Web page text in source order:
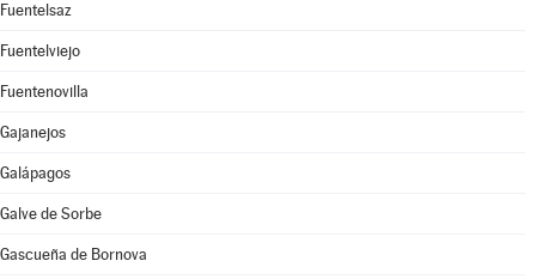
Fuentelsaz
Fuentelviejo
Fuentenovilla
Gajanejos
Galápagos
Galve de Sorbe
Gascueña de Bornova